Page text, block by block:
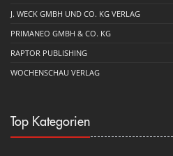
J. WECK GMBH UND CO. KG VERLAG
PRIMANEO GMBH & CO. KG
RAPTOR PUBLISHING
WOCHENSCHAU VERLAG
Top Kategorien